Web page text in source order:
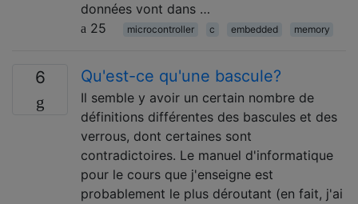
données vont dans …
25
microcontroller c embedded memory
6 Qu'est-ce qu'une bascule?
Il semble y avoir un certain nombre de
définitions différentes des bascules et des
verrous, dont certaines sont
contradictoires. Le manuel d'informatique
pour le cours que j'enseigne est
probablement le plus déroutant (en fait, j'ai